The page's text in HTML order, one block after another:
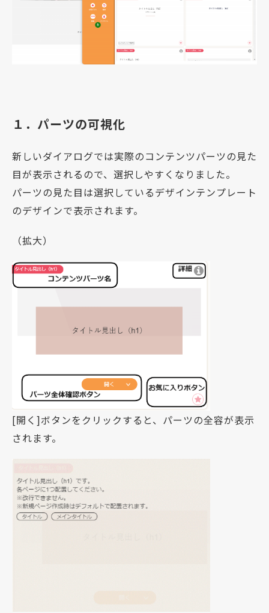
１．パーツの可視化
新しいダイアログでは実際のコンテンツパーツの見た
目が表示されるので、選択しやすくなりました。
パーツの見た目は選択しているデザインテンプレート
のデザインで表示されます。
（拡大）
[開く]ボタンをクリックすると、パーツの全容が表示
されます。